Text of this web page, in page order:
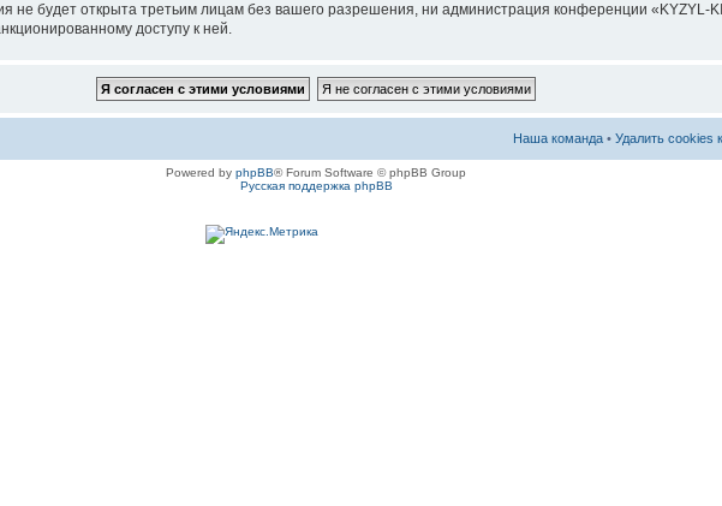
будет открыта третьим лицам без вашего разрешения, ни администрация конференции «KYZYL-
доступу к ней.
Наша команда • Удалить cookies
Powered by phpBB® Forum Software © phpBB Group
Русская поддержка phpBB